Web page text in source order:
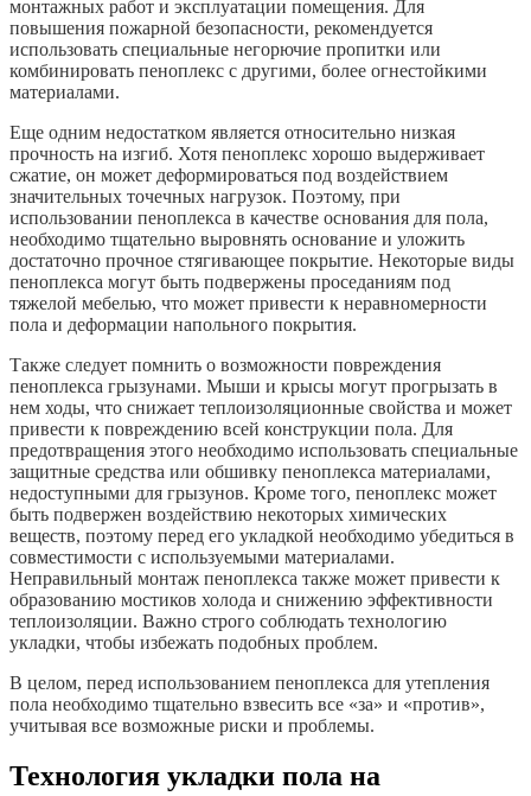
монтажных работ и эксплуатации помещения. Для
повышения пожарной безопасности, рекомендуется
использовать специальные негорючие пропитки или
комбинировать пеноплекс с другими, более огнестойкими
материалами.
Еще одним недостатком является относительно низкая
прочность на изгиб. Хотя пеноплекс хорошо выдерживает
сжатие, он может деформироваться под воздействием
значительных точечных нагрузок. Поэтому, при
использовании пеноплекса в качестве основания для пола,
необходимо тщательно выровнять основание и уложить
достаточно прочное стягивающее покрытие. Некоторые виды
пеноплекса могут быть подвержены проседаниям под
тяжелой мебелью, что может привести к неравномерности
пола и деформации напольного покрытия.
Также следует помнить о возможности повреждения
пеноплекса грызунами. Мыши и крысы могут прогрызать в
нем ходы, что снижает теплоизоляционные свойства и может
привести к повреждению всей конструкции пола. Для
предотвращения этого необходимо использовать специальные
защитные средства или обшивку пеноплекса материалами,
недоступными для грызунов. Кроме того, пеноплекс может
быть подвержен воздействию некоторых химических
веществ, поэтому перед его укладкой необходимо убедиться в
совместимости с используемыми материалами.
Неправильный монтаж пеноплекса также может привести к
образованию мостиков холода и снижению эффективности
теплоизоляции. Важно строго соблюдать технологию
укладки, чтобы избежать подобных проблем.
В целом, перед использованием пеноплекса для утепления
пола необходимо тщательно взвесить все «за» и «против»,
учитывая все возможные риски и проблемы.
Технология укладки пола на